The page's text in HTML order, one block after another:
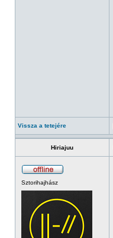
Vissza a tetejére
Hiriajuu
Sztorihajhász